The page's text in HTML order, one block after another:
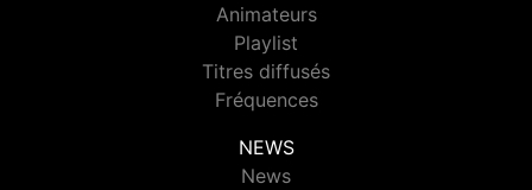
Animateurs
Playlist
Titres diffusés
Fréquences
NEWS
News